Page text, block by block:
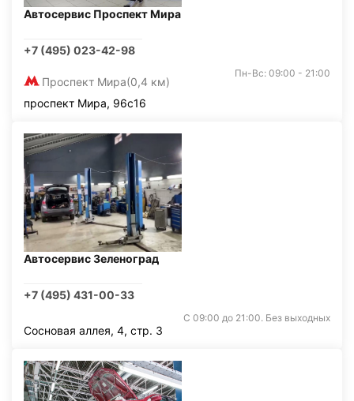
Автосервис Проспект Мира
+7 (495) 023-42-98
Проспект Мира(0,4 км)
Пн-Вс: 09:00 - 21:00
проспект Мира, 96с16
Автосервис Зеленоград
+7 (495) 431-00-33
С 09:00 до 21:00. Без выходных
Сосновая аллея, 4, стр. 3